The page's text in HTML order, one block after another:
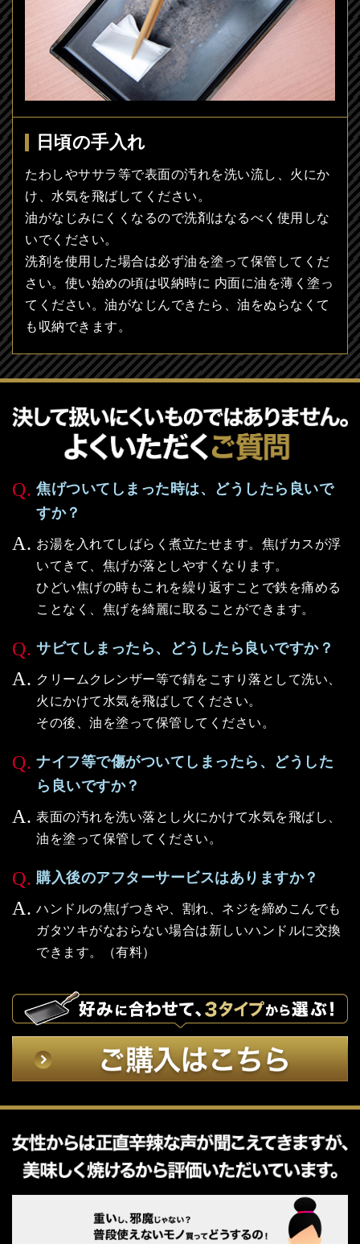
日頃の手入れ
たわしやササラ等で表面の汚れを洗い流し、火にか
け、水気を飛ばしてください。
油がなじみにくくなるので洗剤はなるべく使用しな
いでください。
洗剤を使用した場合は必ず油を塗って保管してくだ
さい。使い始めの頃は収納時に 内面に油を薄く塗っ
てください。油がなじんできたら、油をぬらなくて
も収納できます。
焦げついてしまった時は、どうしたら良いで
すか？
お湯を入れてしばらく煮立たせます。焦げカスが浮
いてきて、焦げが落としやすくなります。
ひどい焦げの時もこれを繰り返すことで鉄を痛める
ことなく、焦げを綺麗に取ることができます。
サビてしまったら、どうしたら良いですか？
クリームクレンザー等で錆をこすり落として洗い、
火にかけて水気を飛ばしてください。
その後、油を塗って保管してください。
ナイフ等で傷がついてしまったら、どうした
ら良いですか？
表面の汚れを洗い落とし火にかけて水気を飛ばし、
油を塗って保管してください。
購入後のアフターサービスはありますか？
ハンドルの焦げつきや、割れ、ネジを締めこんでも
ガタツキがなおらない場合は新しいハンドルに交換
できます。（有料）